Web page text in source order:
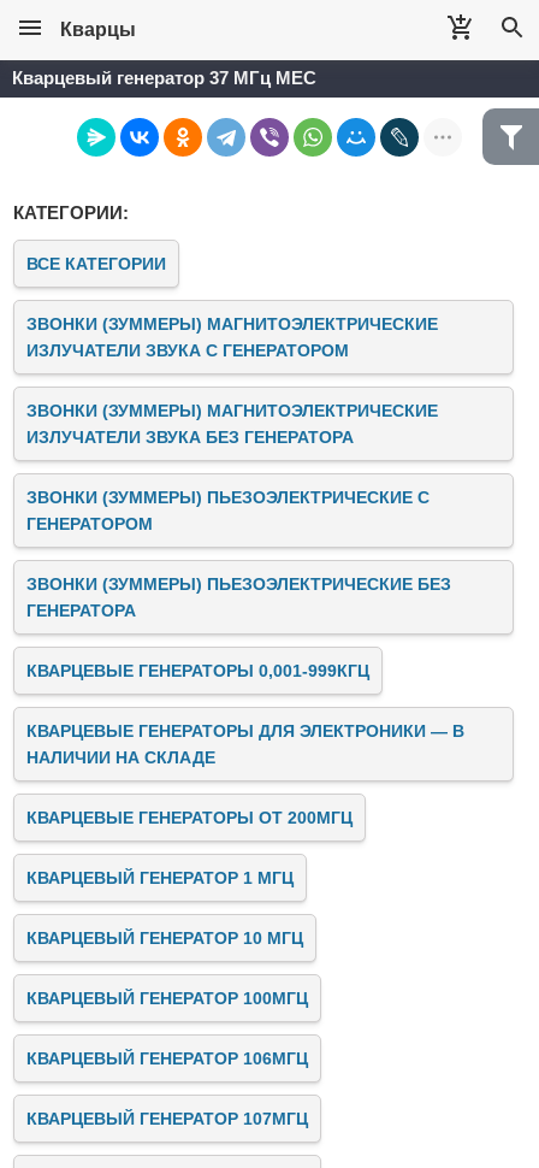
Кварцы
Кварцевый генератор 37 МГц MEC
КАТЕГОРИИ:
ВСЕ КАТЕГОРИИ
ЗВОНКИ (ЗУММЕРЫ) МАГНИТОЭЛЕКТРИЧЕСКИЕ
ИЗЛУЧАТЕЛИ ЗВУКА C ГЕНЕРАТОРОМ
ЗВОНКИ (ЗУММЕРЫ) МАГНИТОЭЛЕКТРИЧЕСКИЕ
ИЗЛУЧАТЕЛИ ЗВУКА БЕЗ ГЕНЕРАТОРА
ЗВОНКИ (ЗУММЕРЫ) ПЬЕЗОЭЛЕКТРИЧЕСКИЕ C
ГЕНЕРАТОРОМ
ЗВОНКИ (ЗУММЕРЫ) ПЬЕЗОЭЛЕКТРИЧЕСКИЕ БЕЗ
ГЕНЕРАТОРА
КВАРЦЕВЫЕ ГЕНЕРАТОРЫ 0,001-999КГЦ
КВАРЦЕВЫЕ ГЕНЕРАТОРЫ ДЛЯ ЭЛЕКТРОНИКИ — В
НАЛИЧИИ НА СКЛАДЕ
КВАРЦЕВЫЕ ГЕНЕРАТОРЫ ОТ 200МГЦ
КВАРЦЕВЫЙ ГЕНЕРАТОР 1 МГЦ
КВАРЦЕВЫЙ ГЕНЕРАТОР 10 МГЦ
КВАРЦЕВЫЙ ГЕНЕРАТОР 100МГЦ
КВАРЦЕВЫЙ ГЕНЕРАТОР 106МГЦ
КВАРЦЕВЫЙ ГЕНЕРАТОР 107МГЦ